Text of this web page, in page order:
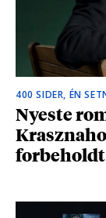
400 SIDER, ÉN
Nyeste
forbeholdt